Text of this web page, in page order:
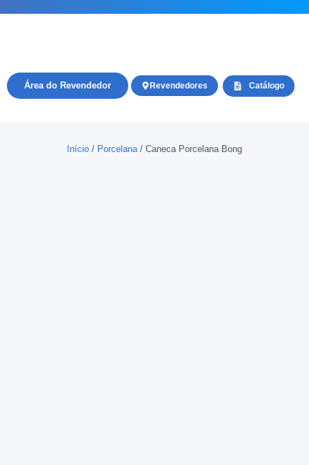
Catálogo
Revendedores
Área do Revendedor
Início / Porcelana / Caneca Porcelana Bong